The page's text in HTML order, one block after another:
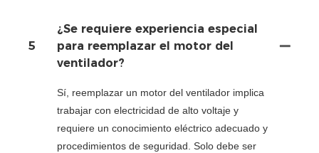
5
¿Se requiere experiencia especial
para reemplazar el motor del
ventilador?
Sí, reemplazar un motor del ventilador implica
trabajar con electricidad de alto voltaje y
requiere un conocimiento eléctrico adecuado y
procedimientos de seguridad. Solo debe ser